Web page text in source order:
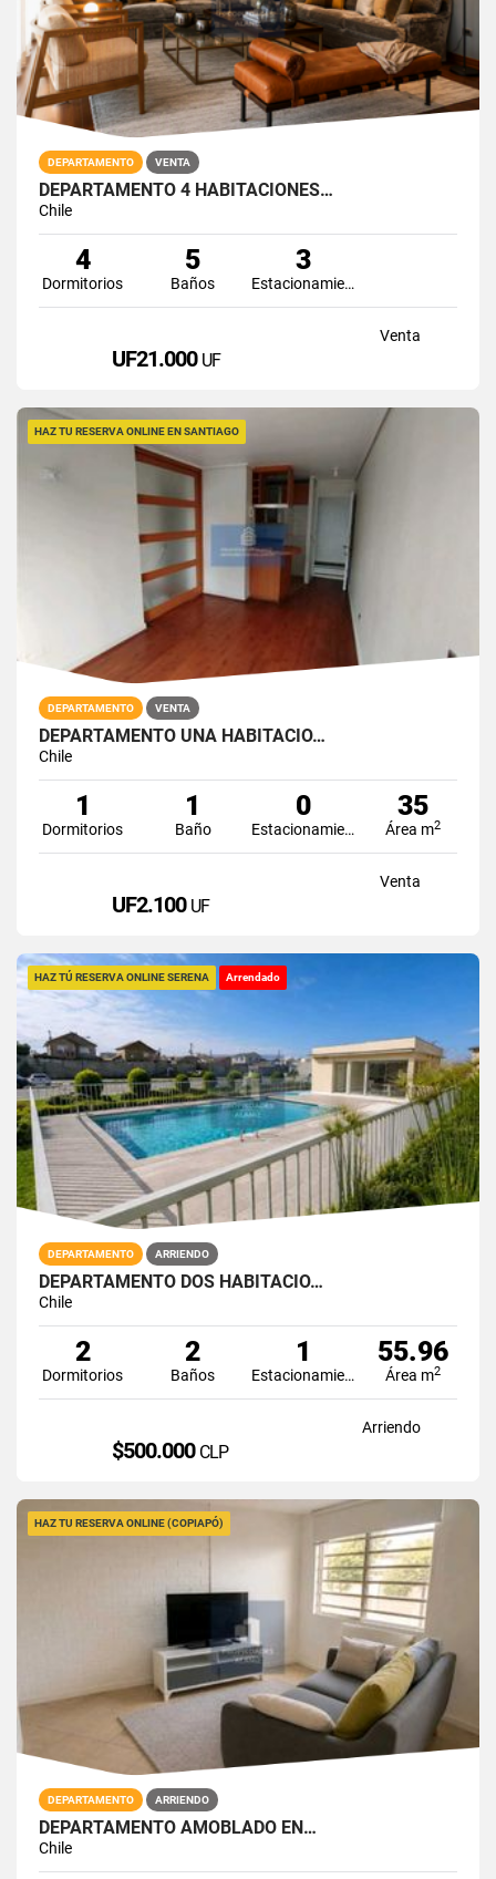
DEPARTAMENTO VENTA
DEPARTAMENTO 4 HABITACIONES…
Chile
4
Dormitorios
5
Baños
3
Estacionamiento
Venta
UF21.000 UF
HAZ TU RESERVA ONLINE EN SANTIAGO
DEPARTAMENTO VENTA
DEPARTAMENTO UNA HABITACIO…
Chile
1
Dormitorios
1
Baño
0
Estacionamiento
35
Área m2
Venta
UF2.100 UF
HAZ TÚ RESERVA ONLINE SERENA Arrendado
DEPARTAMENTO ARRIENDO
DEPARTAMENTO DOS HABITACIO…
Chile
2
Dormitorios
2
Baños
1
Estacionamiento
55.96
Área m2
Arriendo
$500.000 CLP
HAZ TU RESERVA ONLINE (COPIAPÓ)
DEPARTAMENTO ARRIENDO
DEPARTAMENTO AMOBLADO EN…
Chile